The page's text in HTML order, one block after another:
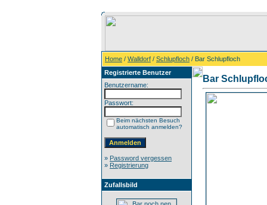
Home / Walldorf / Schlupfloch / Bar Schlupfloch
Registrierte Benutzer
Benutzername:
Passwort:
Beim nächsten Besuch
automatisch anmelden?
» Password vergessen
» Registrierung
Zufallsbild
Bar